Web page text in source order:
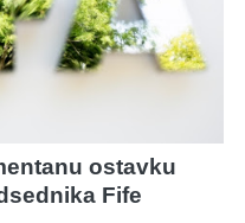
ostavku
Fife